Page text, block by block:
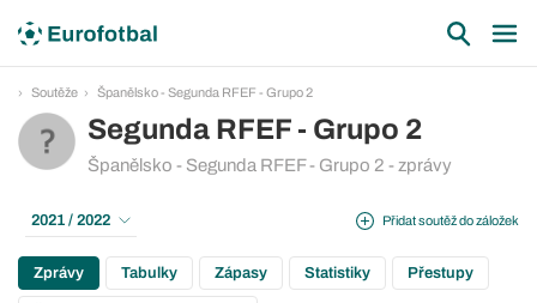
Soutěže Španělsko - Segunda RFEF - Grupo 2
Segunda RFEF - Grupo 2
Španělsko - Segunda RFEF - Grupo 2 - zprávy
Přidat soutěž do záložek
2021 / 2022
Zprávy Tabulky Zápasy Statistiky Přestupy